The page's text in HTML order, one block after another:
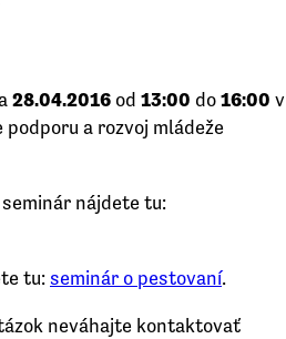
28.04.2016 od 13:00 do 16:00 v
a rozvoj mládeže
nájdete tu:
tu: seminár o pestovaní.
neváhajte kontaktovať